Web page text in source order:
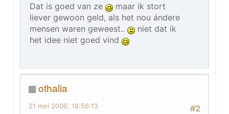
Dat is goed van ze
maar ik stort
liever gewoon geld, als het nou ándere
mensen waren geweest..
niet dat ik
het idee niet goed vind
othalia
#2
21 mei 2006, 18:56:13